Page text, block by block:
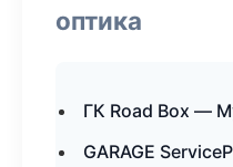
оптика
ГК Road Box —
GARAGE